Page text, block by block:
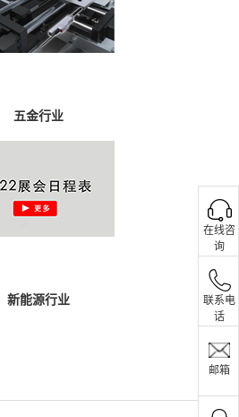
五金行业
新能源行业
更多>>
在线咨
询
联系电
话
邮箱